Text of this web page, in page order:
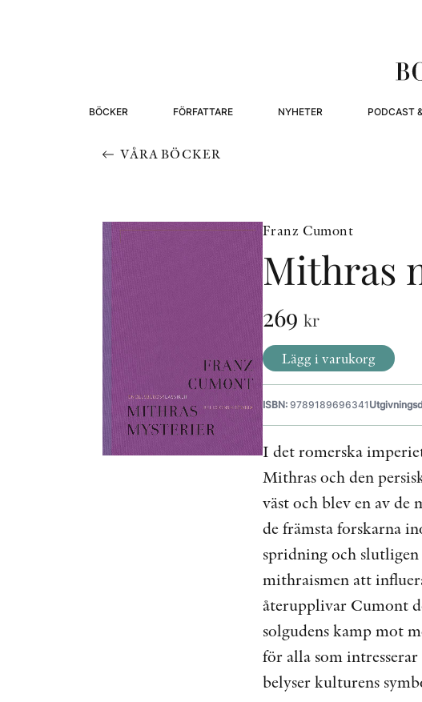
BÖCKER FÖRFATTARE NYHETER PODCAST
VÅRA BÖCKER
Franz Cumont
Mithras
269 kr
Lägg i varukorg
ISBN: 9789189696341
I det romerska
Mithras och den
väst och blev en av
de främsta forskarna
spridning och
mithraismen att
återupplivar Cumont
solgudens kamp mot
för alla som
belyser kulturens